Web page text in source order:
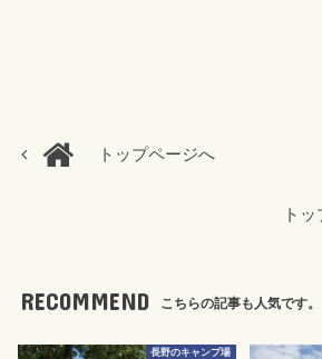
トップページへ
ト
RECOMMEND こちらの記事も人気です。
長野のキャンプ場